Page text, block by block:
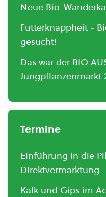
Neue Bio-
Futterknappheit -
gesucht!
Das war der BIO
Jungpflanzenmarkt
Termine
Einführung in die
Direktvermarktung
Kalk und Gips im